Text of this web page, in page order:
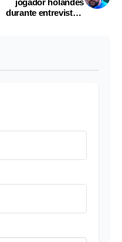
jogador holandês
durante entrevista e